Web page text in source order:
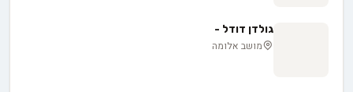
גולדן דודל -
מושב אלומה